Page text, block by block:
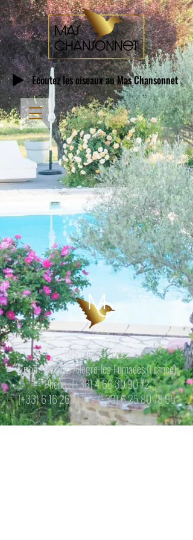
Écoutez les oiseaux au Mas Chansonnet
195 rue des écoles
Auzon - 30500 Allègre-les-Fumades (France)
Phone : (+33)4 66 30 90 72
(+33)6 16 26 71 57- (+33)6 25 80 78 95